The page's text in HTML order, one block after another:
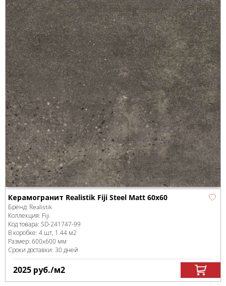
Керамогранит Realistik Fiji Steel Matt 60x60
Бренд: Realistik
Коллекция: Fiji
Код товара: SD-241747-99
В коробке: 4 шт, 1.44 м2
Размер: 600x600 мм
Сроки доставки: 30 дней
2025 руб./м2